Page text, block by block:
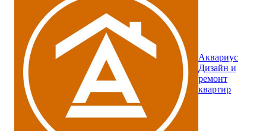
Аквариус
Дизайн и
ремонт
квартир